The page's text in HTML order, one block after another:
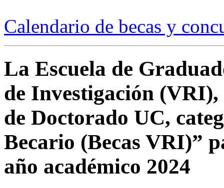
Calendario de becas y
La Escuela de
de Investigación (VRI),
de Doctorado UC,
Becario (Becas VRI)”
año académico 2024